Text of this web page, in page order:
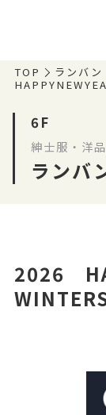
TOP ランバン
6F
紳士服・洋
ランバ
2026